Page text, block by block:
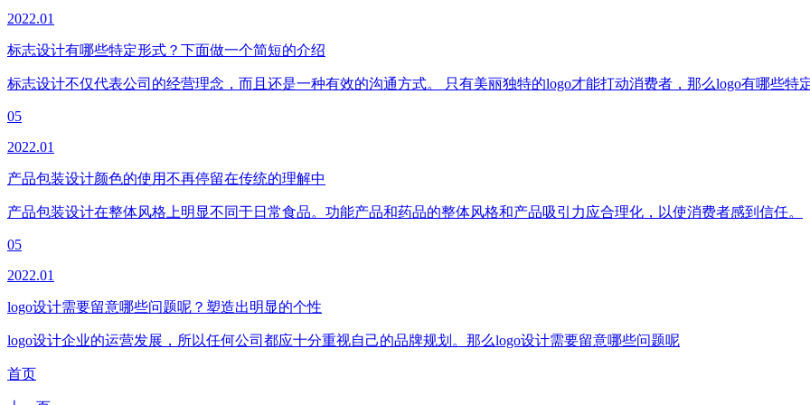
2022.01
标志设计有哪些特定形式？下面做一个简短的介绍
标志设计不仅代表公司的经营理念，而且还是一种有效的沟通方式。 只有美丽独特的logo才能打动消费者，那么logo有哪些特
05
2022.01
产品包装设计颜色的使用不再停留在传统的理解中
产品包装设计在整体风格上明显不同于日常食品。功能产品和药品的整体风格和产品吸引力应合理化，以使消费者感到信任。
05
2022.01
logo设计需要留意哪些问题呢？塑造出明显的个性
logo设计企业的运营发展，所以任何公司都应十分重视自己的品牌规划。那么logo设计需要留意哪些问题呢
首页